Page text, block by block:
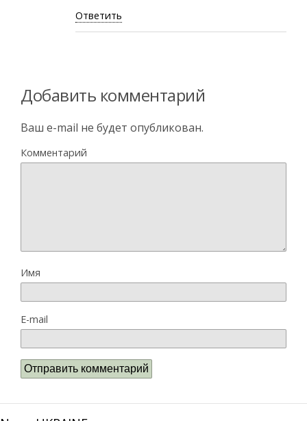
Ответить
Добавить комментарий
Ваш e-mail не будет опубликован.
Комментарий
Имя
E-mail